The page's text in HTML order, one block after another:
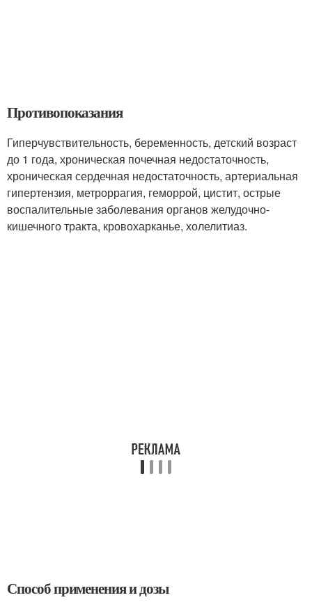
Противопоказания
Гиперчувствительность, беременность, детский возраст
до 1 года, хроническая почечная недостаточность,
хроническая сердечная недостаточность, артериальная
гипертензия, метроррагия, геморрой, цистит, острые
воспалительные заболевания органов желудочно-
кишечного тракта, кровохарканье, холелитиаз.
Способ применения и дозы